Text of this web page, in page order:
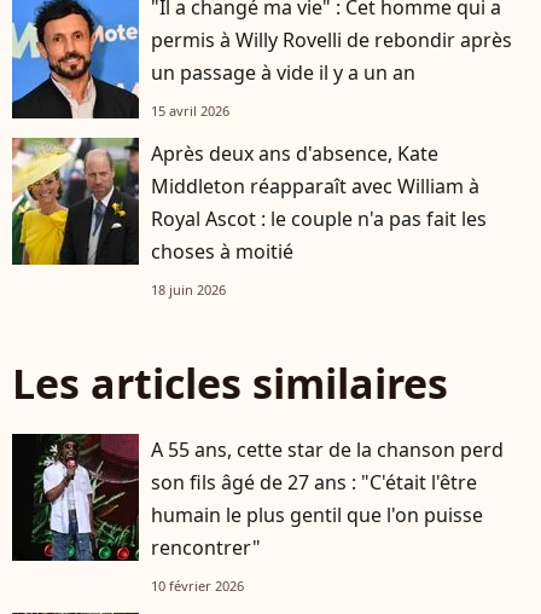
"Il a changé ma vie" : Cet homme qui a
permis à Willy Rovelli de rebondir après
un passage à vide il y a un an
15 avril 2026
Après deux ans d'absence, Kate
Middleton réapparaît avec William à
Royal Ascot : le couple n'a pas fait les
choses à moitié
18 juin 2026
Les articles similaires
A 55 ans, cette star de la chanson perd
son fils âgé de 27 ans : "C'était l'être
humain le plus gentil que l'on puisse
rencontrer"
10 février 2026